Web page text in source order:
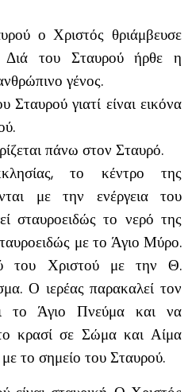
ο Χριστός θριάμβευσε
Διά του Σταυρού ήρθε η
γένος.
γιατί είναι εικόνα
πάνω στον Σταυρό.
το κέντρο της
με την ενέργεια του
σταυροειδώς το νερό της
με το Άγιο Μύρο.
του Χριστού με την Θ.
Ο ιερέας παρακαλεί τον
το Άγιο Πνεύμα και να
κρασί σε Σώμα και Αίμα
το σημείο του Σταυρού.